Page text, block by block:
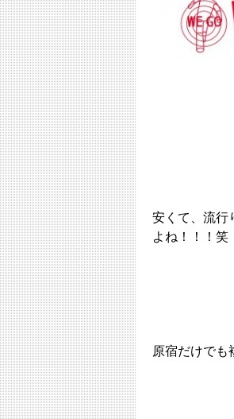
安くて、流行
よね！！！笑
原宿だけでも